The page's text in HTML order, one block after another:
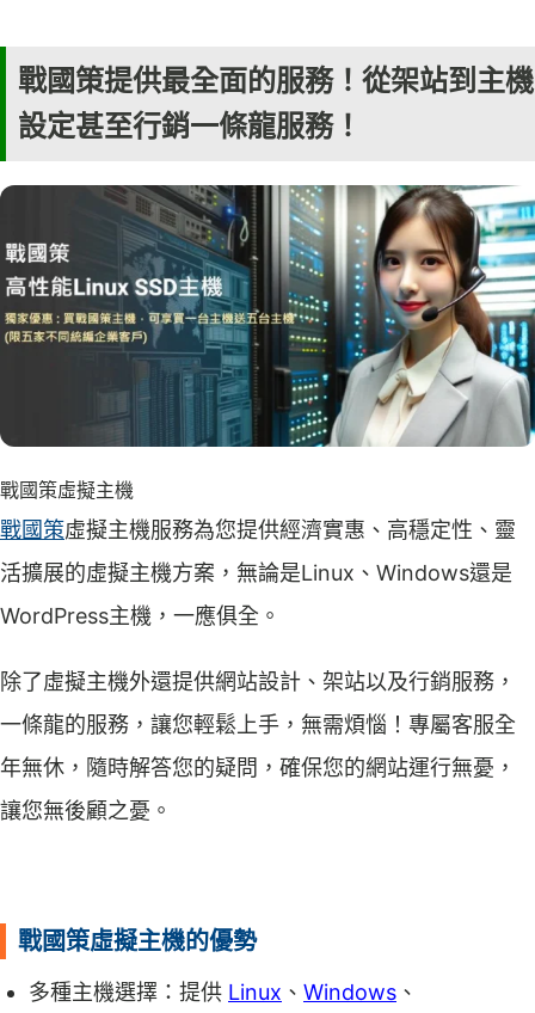
戰國策提供最全面的服務！從架站到主機
設定甚至行銷一條龍服務！
戰國策虛擬主機
戰國策虛擬主機服務為您提供經濟實惠、高穩定性、靈
活擴展的虛擬主機方案，無論是Linux、Windows還是
WordPress主機，一應俱全。
除了虛擬主機外還提供網站設計、架站以及行銷服務，
一條龍的服務，讓您輕鬆上手，無需煩惱！專屬客服全
年無休，隨時解答您的疑問，確保您的網站運行無憂，
讓您無後顧之憂。
戰國策虛擬主機的優勢
多種主機選擇：提供 Linux 、 Windows 、